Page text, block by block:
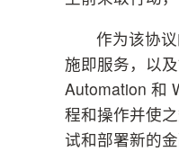
作为该协
施即服务，以
Automation 和
程和操作并使
试和部署新的